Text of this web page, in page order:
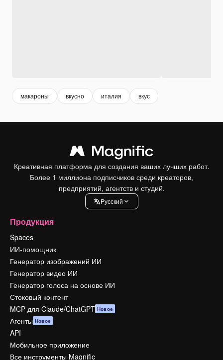
макароны вкусно италия вкус
Креативная платформа для создания ваших лучших работ.
Более 1 миллиона подписчиков среди креаторов,
предприятий, агентств и студий.
Pусский
Продукция
Spaces
ИИ-помощник
Генератор изображений ИИ
Генератор видео ИИ
Генератор голоса на основе ИИ
Стоковый контент
MCP для Claude/ChatGPT Новое
Агенты Новое
API
Мобильное приложение
Все инструменты Magnific